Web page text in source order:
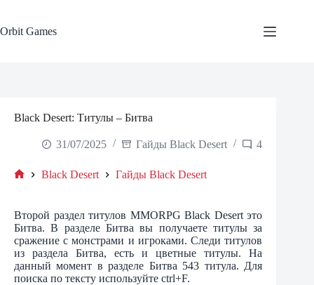
content
Orbit Games
Black Desert: Титулы – Битва
31/07/2025 Гайды Black Desert 4
Black Desert Гайды Black Desert
Второй раздел титулов MMORPG Black Desert это
Битва. В разделе Битва вы получаете титулы за
сражение с монстрами и игроками. Следи титулов
из раздела Битва, есть и цветные титулы. На
данный момент в разделе Битва 543 титула. Для
поиска по тексту используйте ctrl+F.